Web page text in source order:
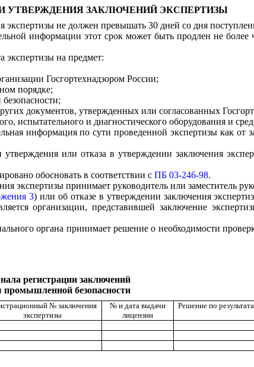
УТВЕРЖДЕНИЯ ЗАКЛЮЧЕНИЙ ЭКСПЕРТИЗЫ
не должен превышать 30 дней со дня
информации этот срок может быть продлен не
экспертизы на предмет:
Госгортехнадзором России;
порядке;
документов, утвержденных или согласованных
испытательного и диагностического оборудования и
информация по сути проведенной экспертизы как от
или отказа в утверждении заключения
обосновать в соответствии с ПБ 03-246-98.
экспертизы принимает руководитель или заместитель
3) или об отказе в утверждении заключения
организации, представившей заключение
органа принимает решение о необходимости
регистрации заключений
промышленной безопасности
№ заключения
экспертизы
№ и дата выдачи
лицензии
Решение по